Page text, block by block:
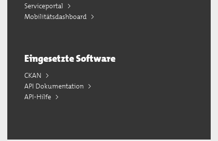
Serviceportal
Mobilitätsdashboard
Eingesetzte Software
CKAN
API Dokumentation
API-Hilfe